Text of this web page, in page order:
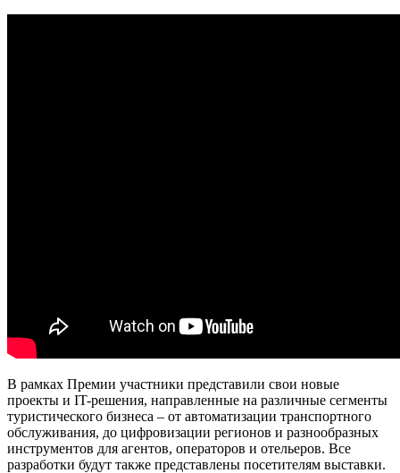
В рамках Премии участники представили свои новые
проекты и IT-решения, направленные на различные сегменты
туристического бизнеса – от автоматизации транспортного
обслуживания, до цифровизации регионов и разнообразных
инструментов для агентов, операторов и отельеров. Все
разработки будут также представлены посетителям выставки.